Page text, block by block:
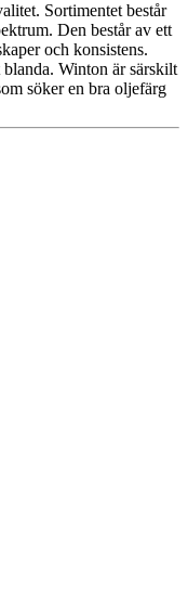
Sortimentet består
Den består av ett
och konsistens.
Winton är särskilt
söker en bra oljefärg